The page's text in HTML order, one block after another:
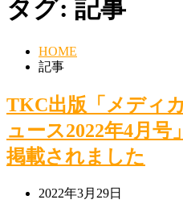
タグ: 記事
HOME
記事
TKC出版「メディ
ュース2022年4月
掲載されました
2022年3月29日